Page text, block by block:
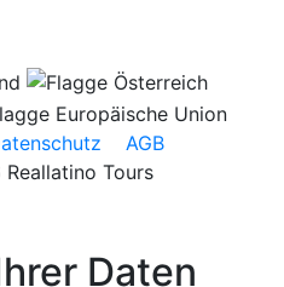
AGB
Tours
Daten